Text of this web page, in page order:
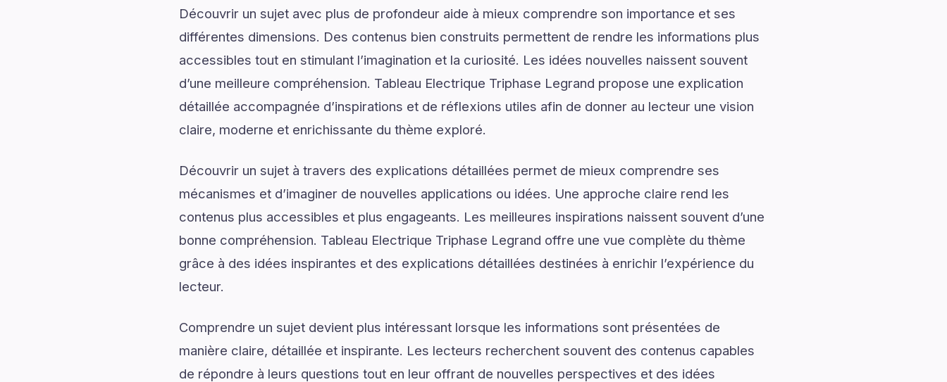
Découvrir un sujet avec plus de profondeur aide à mieux comprendre son importance et ses
différentes dimensions. Des contenus bien construits permettent de rendre les informations plus
accessibles tout en stimulant l’imagination et la curiosité. Les idées nouvelles naissent souvent
d’une meilleure compréhension. Tableau Electrique Triphase Legrand propose une explication
détaillée accompagnée d’inspirations et de réflexions utiles afin de donner au lecteur une vision
claire, moderne et enrichissante du thème exploré.
Découvrir un sujet à travers des explications détaillées permet de mieux comprendre ses
mécanismes et d’imaginer de nouvelles applications ou idées. Une approche claire rend les
contenus plus accessibles et plus engageants. Les meilleures inspirations naissent souvent d’une
bonne compréhension. Tableau Electrique Triphase Legrand offre une vue complète du thème
grâce à des idées inspirantes et des explications détaillées destinées à enrichir l’expérience du
lecteur.
Comprendre un sujet devient plus intéressant lorsque les informations sont présentées de
manière claire, détaillée et inspirante. Les lecteurs recherchent souvent des contenus capables
de répondre à leurs questions tout en leur offrant de nouvelles perspectives et des idées